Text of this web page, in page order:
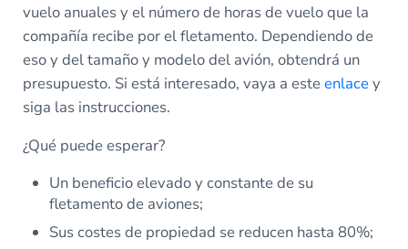
vuelo anuales y el número de horas de vuelo que la
compañía recibe por el fletamento. Dependiendo de
eso y del tamaño y modelo del avión, obtendrá un
presupuesto. Si está interesado, vaya a esteenlacey
siga las instrucciones.
¿Qué puede esperar?
Un beneficio elevado y constante de su
fletamento de aviones;
Sus costes de propiedad se reducen hasta 80%;